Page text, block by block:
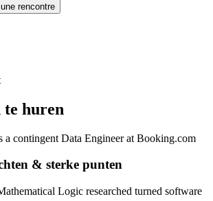
rencontre
huren
a contingent Data Engineer at Booking.com
& sterke punten
Logic researched turned software